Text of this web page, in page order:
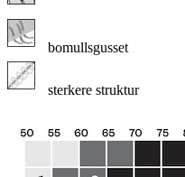
bomullsgusset
sterkere struktur